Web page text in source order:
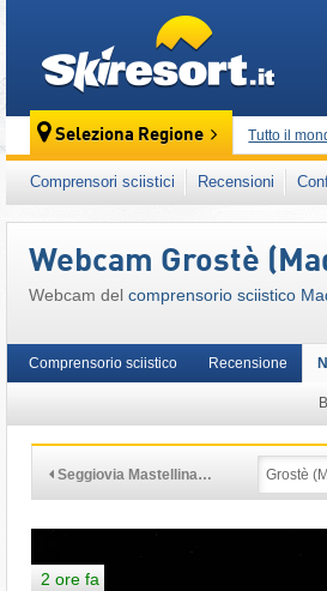
Seleziona Regione Tutto il
Tutto il
Alpi
Comprensori sciistici Recensioni
Webcam Grostè
Webcam del comprensorio sciistico
Comprensorio sciistico Recensione
Seggiovia Mastellina…
2 ore fa